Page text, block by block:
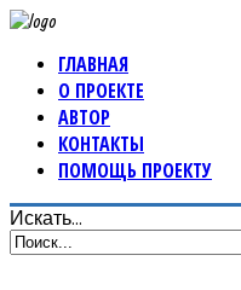
ГЛАВНАЯ
О ПРОЕКТЕ
АВТОР
КОНТАКТЫ
ПОМОЩЬ ПРОЕКТУ
Искать...